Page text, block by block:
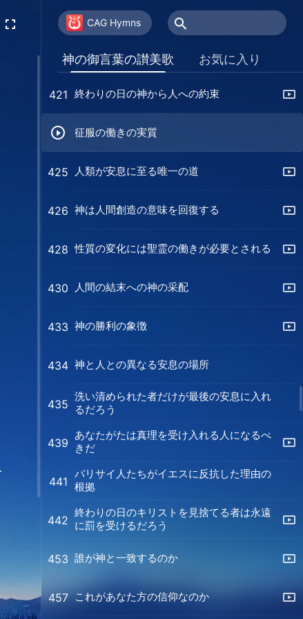
CAG Hymns
神の御言葉の讃美歌 お気に入り
418 誰にでも完全にされるチャンスがある
420 神の人類への最後の約束
421 終わりの日の神から人への約束
征服の働きの実質
425 人類が安息に至る唯一の道
426 神は人間創造の意味を回復する
428 性質の変化には聖霊の働きが必要とされる
430 人間の結末への神の采配
433 神の勝利の象徴
434 神と人との異なる安息の場所
435
洗い清められた者だけが最後の安息に入れ
るだろう
439
あなたがたは真理を受け入れる人になるべ
きだ
441
パリサイ人たちがイエスに反抗した理由の
根拠
442
終わりの日のキリストを見捨てる者は永遠
に罰を受けるだろう
453 誰が神と一致するのか
457 これがあなた方の信仰なのか